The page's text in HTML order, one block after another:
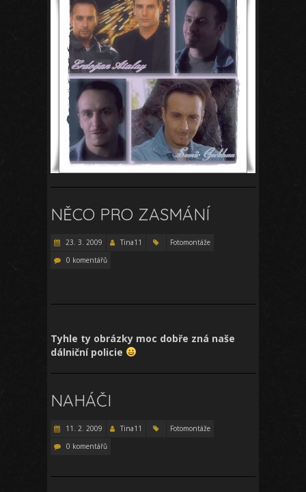
NĚCO PRO ZASMÁNÍ
23. 3. 2009 Tina11
Fotomontáže
0 komentářů
Tyhle ty obrázky moc dobře zná naše
dálniční policie
NAHÁČI
11. 2. 2009 Tina11
Fotomontáže
0 komentářů